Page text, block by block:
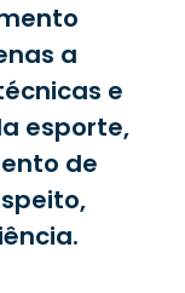
a
e
esporte,
de